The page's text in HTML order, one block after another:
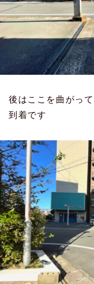
後はここを曲がっ
到着です